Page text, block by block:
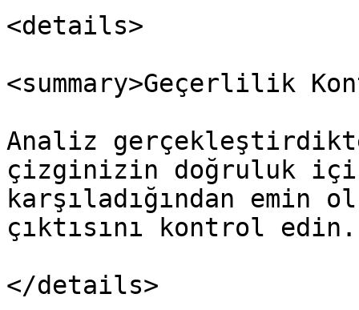
<details>
<summary>Geçerlilik
Analiz
çizginizin doğruluk
karşıladığından
çıktısını kontrol edin.
</details>